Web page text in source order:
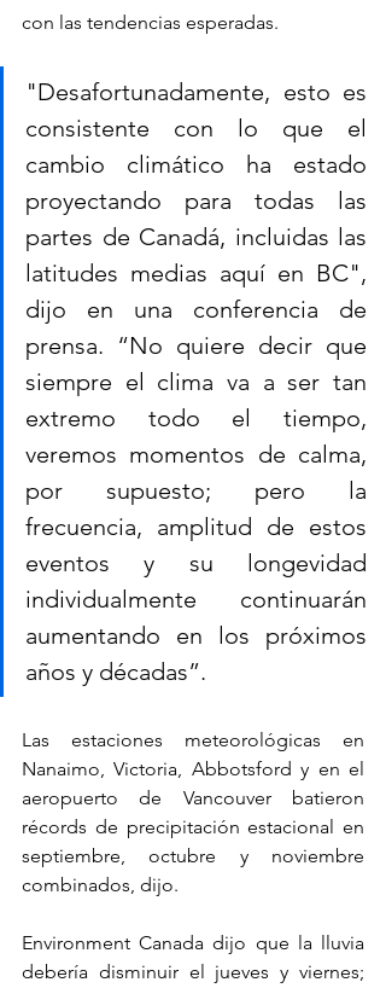
con las tendencias esperadas.
"Desafortunadamente, esto es
consistente con lo que el
cambio climático ha estado
proyectando para todas las
partes de Canadá, incluidas las
latitudes medias aquí en BC",
dijo en una conferencia de
prensa. “No quiere decir que
siempre el clima va a ser tan
extremo todo el tiempo,
veremos momentos de calma,
por supuesto; pero la
frecuencia, amplitud de estos
eventos y su longevidad
individualmente continuarán
aumentando en los próximos
años y décadas”.
Las estaciones meteorológicas en
Nanaimo, Victoria, Abbotsford y en el
aeropuerto de Vancouver batieron
récords de precipitación estacional en
septiembre, octubre y noviembre
combinados, dijo.
Environment Canada dijo que la lluvia
debería disminuir el jueves y viernes;